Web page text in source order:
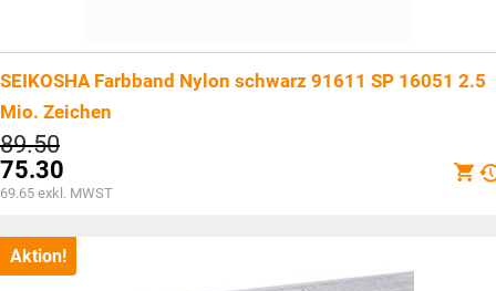
SEIKOSHA Farbband Nylon schwarz 91611 SP 16051 2.5
Mio. Zeichen
89.50Ursprünglicher
Preis
war:
CHF89.50
75.30
Aktueller
ist:
CHF75.30.
69.65 exkl. MWST
Aktion!